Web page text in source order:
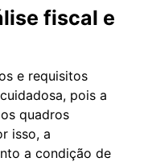
fiscal e
e requisitos
pois a
quadros
isso, a
a condição de